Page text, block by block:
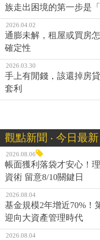
族走出困境的第一步是「
2026.04.02
通膨未解，租屋或買房
確定性
2026.03.30
手上有閒錢，該還掉房
套利
觀點新聞 ‧ 今日最新
2026.08.06
帳面獲利落袋才安心！
資術 留意8/10關鍵日
2026.08.04
基金規模2年增近70%！
迎向大資產管理時代
2026.08.04